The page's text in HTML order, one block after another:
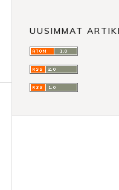
UUSIMMAT